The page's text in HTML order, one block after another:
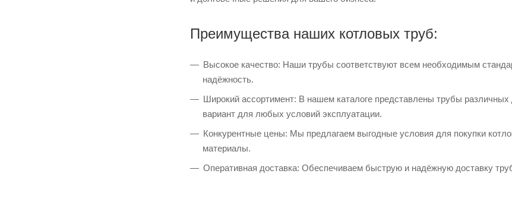
Преимущества наших котловых труб:
Высокое качество: Наши трубы соответствуют всем необходимым
надёжность.
Широкий ассортимент: В нашем каталоге представлены трубы
вариант для любых условий эксплуатации.
Конкурентные цены: Мы предлагаем выгодные условия для покупки
материалы.
Оперативная доставка: Обеспечиваем быструю и надёжную доставку